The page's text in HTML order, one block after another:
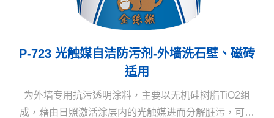
P-723 光触媒自洁防污剂-外墙洗石壁、磁砖
适用
为外墙专用抗污透明涂料，主要以无机硅树脂TiO2组
成，藉由日照激活涂层内的光触媒进而分解脏污，可使